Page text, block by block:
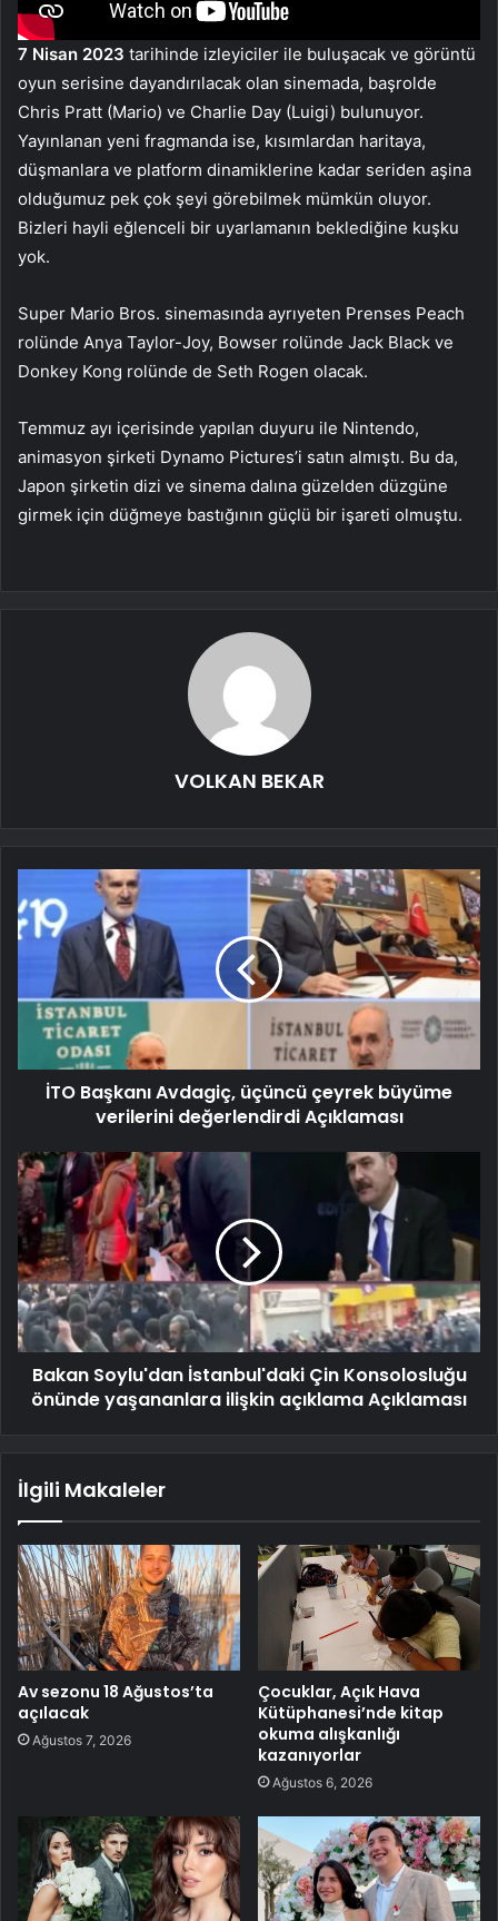
7 Nisan 2023 tarihinde izleyiciler ile buluşacak ve görüntü
oyun serisine dayandırılacak olan sinemada, başrolde
Chris Pratt (Mario) ve Charlie Day (Luigi) bulunuyor.
Yayınlanan yeni fragmanda ise, kısımlardan haritaya,
düşmanlara ve platform dinamiklerine kadar seriden aşina
olduğumuz pek çok şeyi görebilmek mümkün oluyor.
Bizleri hayli eğlenceli bir uyarlamanın beklediğine kuşku
yok.
Super Mario Bros. sinemasında ayrıyeten Prenses Peach
rolünde Anya Taylor-Joy, Bowser rolünde Jack Black ve
Donkey Kong rolünde de Seth Rogen olacak.
Temmuz ayı içerisinde yapılan duyuru ile Nintendo,
animasyon şirketi Dynamo Pictures’i satın almıştı. Bu da,
Japon şirketin dizi ve sinema dalına güzelden düzgüne
girmek için düğmeye bastığının güçlü bir işareti olmuştu.
VOLKAN BEKAR
İTO Başkanı Avdagiç, üçüncü çeyrek büyüme
verilerini değerlendirdi Açıklaması
Bakan Soylu'dan İstanbul'daki Çin Konsolosluğu
önünde yaşananlara ilişkin açıklama Açıklaması
İlgili Makaleler
Av sezonu 18 Ağustos’ta
açılacak
Ağustos 7, 2026
Çocuklar, Açık Hava
Kütüphanesi’nde kitap
okuma alışkanlığı
kazanıyorlar
Ağustos 6, 2026